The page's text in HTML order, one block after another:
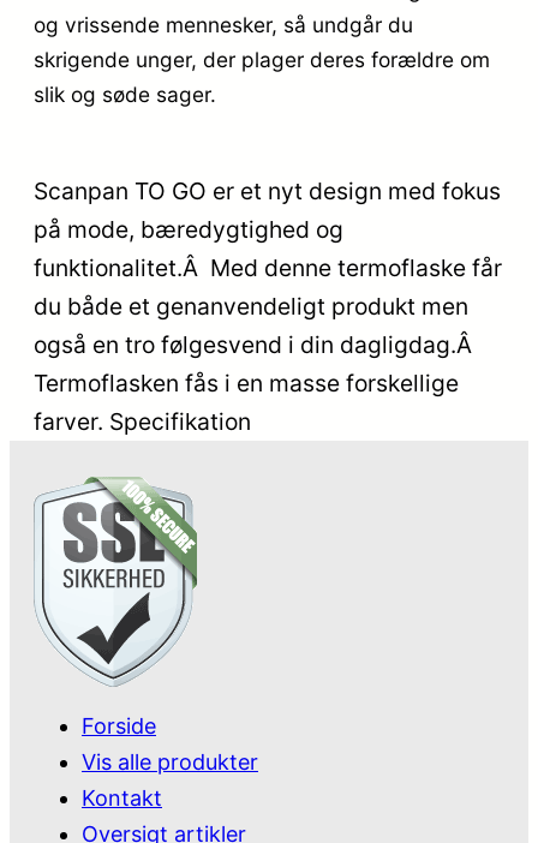
og vrissende mennesker, så undgår du
skrigende unger, der plager deres forældre om
slik og søde sager.
Scanpan TO GO er et nyt design med fokus
på mode, bæredygtighed og
funktionalitet.Â Med denne termoflaske får
du både et genanvendeligt produkt men
også en tro følgesvend i din dagligdag.Â
Termoflasken fås i en masse forskellige
farver. Specifikation
Forside
Vis alle produkter
Kontakt
Oversigt artikler